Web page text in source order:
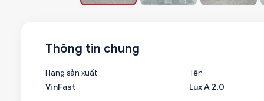
Thông tin chung
Hãng sản xuất
VinFast
Tên
Lux A 2.0